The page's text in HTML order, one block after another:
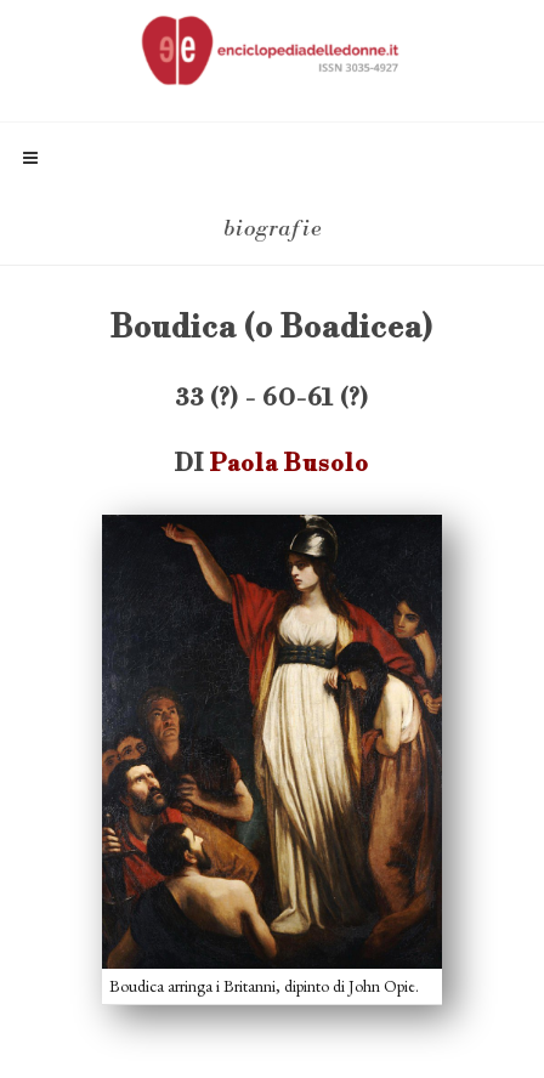
biografie
Boudica (o Boadicea)
33 (?) - 60-61 (?)
DI Paola Busolo
Boudica arringa i Britanni, dipinto di John Opie.